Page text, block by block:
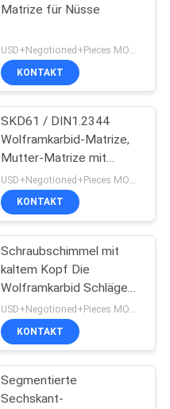
Matrize für Nüsse
KONTAKT
SKD61 / DIN1.2344
Wolframkarbid-Matrize,
Mutter-Matrize mit
Schleiffläche
KONTAKT
Schraubschimmel mit
kaltem Kopf Die
Wolframkarbid Schläge
und Streife mit
Schleiffläche
USD+Negotioned+Pieces MOQ:1
KONTAKT
Segmentierte
Sechskant-